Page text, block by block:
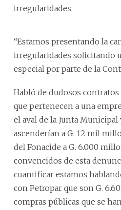
irregularidades.
“Estamos presentando la
irregularidades solicitando
especial por parte de la
Habló de dudosos
que pertenecen a una
el aval de la Junta
ascenderían a G. 12 mil
del Fonacide a G. 6.000
convencidos de esta
cuantificar estamos
con Petropar que son G.
compras públicas que se